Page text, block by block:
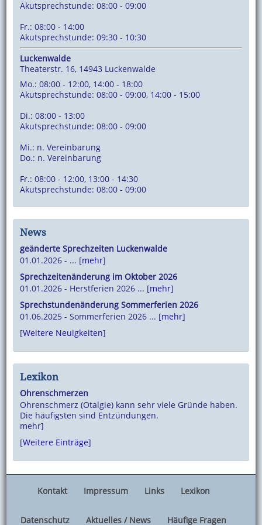
Akutsprechstunde: 08:00 - 09:00
Fr.: 08:00 - 14:00
Akutsprechstunde: 09:30 - 10:30
Luckenwalde
Theaterstr. 16, 14943 Luckenwalde
Mo.: 08:00 - 12:00, 14:00 - 18:00
Akutsprechstunde: 08:00 - 09:00, 14:00 - 15:00
Di.: 08:00 - 13:00
Akutsprechstunde: 08:00 - 09:00
Mi.: n. Vereinbarung
Do.: n. Vereinbarung
Fr.: 08:00 - 12:00, 13:00 - 14:30
Akutsprechstunde: 08:00 - 09:00
News
geänderte Sprechzeiten Luckenwalde
01.01.2026 - ... [mehr]
Sprechzeitenänderung im Oktober 2026
01.01.2026 - Herstferien 2026 ... [mehr]
Sprechstundenänderung Sommerferien 2026
01.06.2025 - Sommerferien 2026 ... [mehr]
[Weitere Neuigkeiten]
Lexikon
Ohrenschmerzen
Ohrenschmerz (Otalgie) kann sehr viele Gründe haben.
Die häufigsten sind Entzündungen.
mehr]
[Weitere Einträge]
Kontakt Impressum Links Lexikon
Datenschutz Aktuelles / News Häufige Fragen